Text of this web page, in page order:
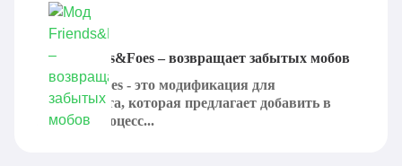
Мод Friends&Foes – возвращает забытых мобов
Friends&Foes - это модификация для
Майнкрафта, которая предлагает добавить в
игровой процесс...